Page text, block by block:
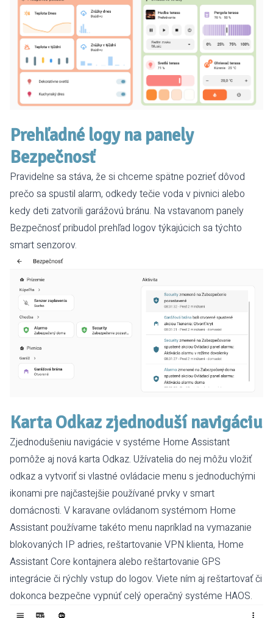
Prehľadné logy na panely
Bezpečnosť
Pravidelne sa stáva, že si chceme spätne pozrieť dôvod
prečo sa spustil alarm, odkedy tečie voda v pivnici alebo
kedy deti zatvorili garážovú bránu. Na vstavanom panely
Bezpečnosť pribudol prehľad logov týkajúcich sa týchto
smart senzorov.
Karta Odkaz zjednoduší navigáciu
Zjednodušeniu navigácie v systéme Home Assistant
pomôže aj nová karta Odkaz. Užívatelia do nej môžu vložiť
odkaz a vytvoriť si vlastné ovládacie menu s jednoduchými
ikonami pre najčastejšie používané prvky v smart
domácnosti. V karavane ovládanom systémom Home
Assistant používame takéto menu napríklad na vymazanie
blokovaných IP adries, reštartovanie VPN klienta, Home
Assistant Core kontajnera alebo reštartovanie GPS
integrácie či rýchly vstup do logov. Viete ním aj reštartovať či
dokonca bezpečne vypnúť celý operačný systéme HAOS.